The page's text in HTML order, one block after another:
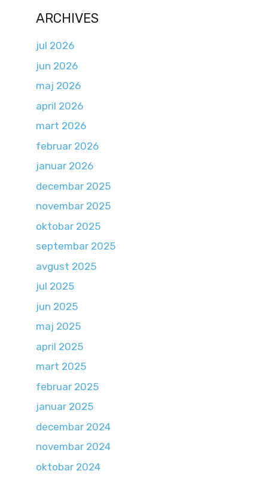
ARCHIVES
jul 2026
jun 2026
maj 2026
april 2026
mart 2026
februar 2026
januar 2026
decembar 2025
novembar 2025
oktobar 2025
septembar 2025
avgust 2025
jul 2025
jun 2025
maj 2025
april 2025
mart 2025
februar 2025
januar 2025
decembar 2024
novembar 2024
oktobar 2024